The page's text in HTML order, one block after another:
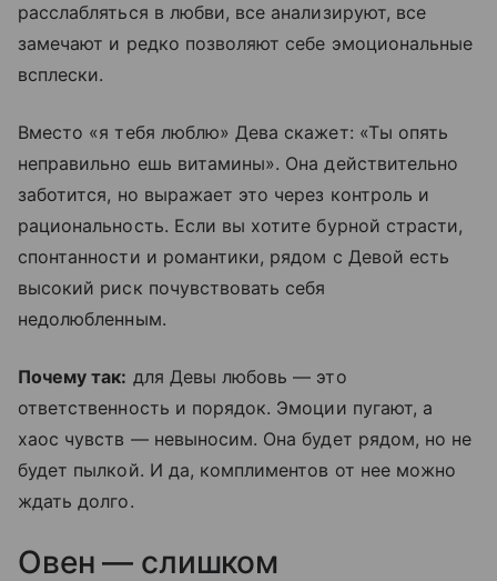
расслабляться в любви, все анализируют, все
замечают и редко позволяют себе эмоциональные
всплески.
Вместо «я тебя люблю» Дева скажет: «Ты опять
неправильно ешь витамины». Она действительно
заботится, но выражает это через контроль и
рациональность. Если вы хотите бурной страсти,
спонтанности и романтики, рядом с Девой есть
высокий риск почувствовать себя
недолюбленным.
Почему так: для Девы любовь — это
ответственность и порядок. Эмоции пугают, а
хаос чувств — невыносим. Она будет рядом, но не
будет пылкой. И да, комплиментов от нее можно
ждать долго.
Овен — слишком